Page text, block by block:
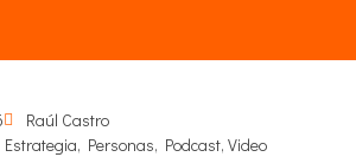
Raúl Castro
Estrategia, Personas, Podcast, Video